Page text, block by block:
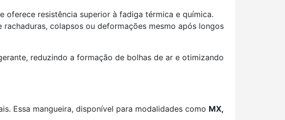
oferece resistência superior à fadiga térmica e química.
rachaduras, colapsos ou deformações mesmo após longos
reduzindo a formação de bolhas de ar e otimizando
Essa mangueira, disponível para modalidades como MX,